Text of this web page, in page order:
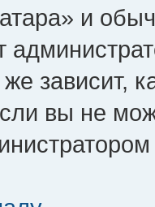
и
же зависит,
вы не